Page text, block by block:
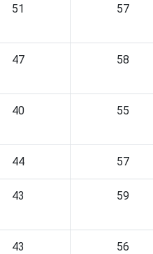
51 57
47 58
40 55
44 57
43 59
43 56